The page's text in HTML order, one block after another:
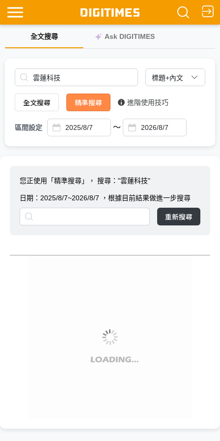
全文搜尋 Ask DIGITIMES
全文搜尋 精準搜尋 進階使用技巧
區間設定 ～
您正使用「精準搜尋」， 搜尋："雲蓮科技"
日期： 2025/8/7~2026/8/7 ，根據目前結果做進一步搜尋
重新搜尋